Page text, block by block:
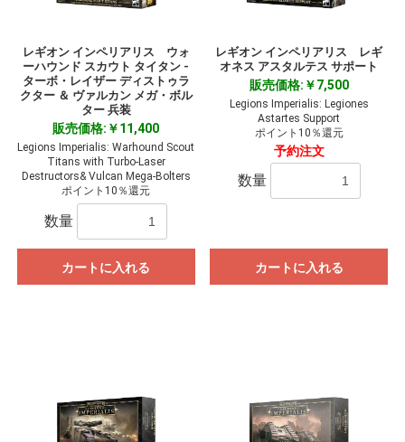
レギオン インペリアリス ウォ
ーハウンド スカウト タイタン -
ターボ・レイザー ディストゥラ
クター ＆ ヴァルカン メガ・ボル
ター 兵装
販売価格:￥11,400
Legions Imperialis: Warhound Scout
Titans with Turbo-Laser
Destructors& Vulcan Mega-Bolters
ポイント10％還元
数量
カートに入れる
レギオン インペリアリス レギ
オネス アスタルテス サポート
販売価格:￥7,500
Legions Imperialis: Legiones
Astartes Support
ポイント10％還元
予約注文
数量
カートに入れる